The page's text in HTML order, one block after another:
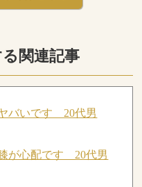
関連記事
バいです 20代男
が心配です 20代男